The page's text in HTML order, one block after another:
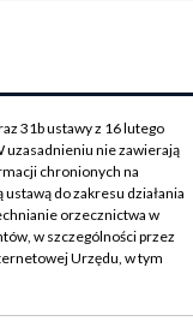
31b ustawy z 16 lutego
nie zawierają
chronionych na
do zakresu działania
orzecznictwa w
w szczególności przez
Urzędu, w tym